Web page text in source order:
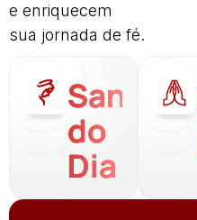
e enriquecem
sua jornada de fé.
Santo
do
Dia